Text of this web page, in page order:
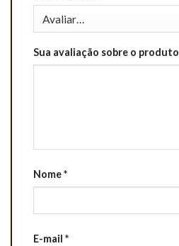
Sua avaliação sobre o produto
Nome*
E-mail *